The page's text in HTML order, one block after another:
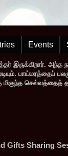
Events
இருக்கிறார். அந்த
பாய்மரத்தைப்
மிகுந்த
Gifts Sharing